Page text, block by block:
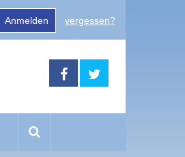
Anmelden vergessen?